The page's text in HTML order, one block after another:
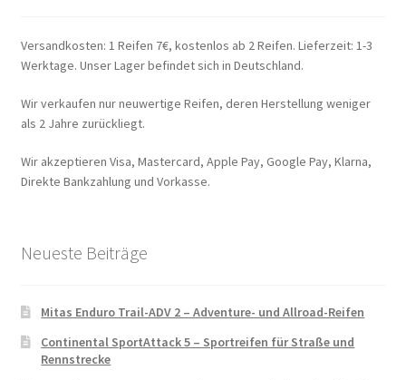
Versandkosten: 1 Reifen 7€, kostenlos ab 2 Reifen. Lieferzeit: 1-3
Werktage. Unser Lager befindet sich in Deutschland.
Wir verkaufen nur neuwertige Reifen, deren Herstellung weniger
als 2 Jahre zurückliegt.
Wir akzeptieren Visa, Mastercard, Apple Pay, Google Pay, Klarna,
Direkte Bankzahlung und Vorkasse.
Neueste Beiträge
Mitas Enduro Trail-ADV 2 – Adventure- und Allroad-Reifen
Continental SportAttack 5 – Sportreifen für Straße und
Rennstrecke